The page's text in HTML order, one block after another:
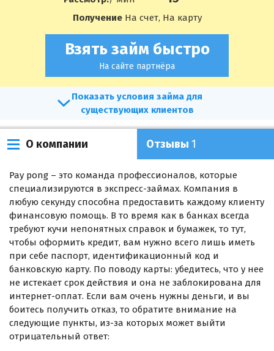
Получение На счет, На карту
Взять займ быстро
На сайте партнёра
условия займа для
существующих клиентов
О компании Отзывы 1
Pay pong – это команда профессионалов, которые
специализируются в экспресс-займах. Компания в
любую секунду способна предоставить каждому клиенту
финансовую помощь. В то время как в банках всегда
требуют кучи непонятных справок и бумажек, то тут,
чтобы оформить кредит, вам нужно всего лишь иметь
при себе паспорт, идентификационный код и
банковскую карту. По поводу карты: убедитесь, что у нее
не истекает срок действия и она не заблокирована для
интернет-оплат. Если вам очень нужны деньги, и вы
боитесь получить отказ, то обратите внимание на
следующие пункты, из-за которых может выйти
отрицательный ответ: